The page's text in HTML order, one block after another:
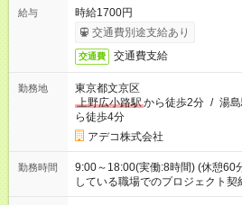
給与
時給1700円
交通費別途支給あり
交通費 交通費支給
勤務地
東京都文京区
上野広小路駅から徒歩2分 / 湯
ら徒歩4分
アデコ株式会社
勤務時間
9:00～18:00(実働:8時間) (休憩
している職場でのプロジェクト契